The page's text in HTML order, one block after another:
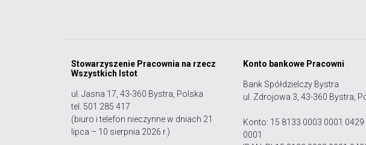
Stowarzyszenie Pracownia na rzecz
Wszystkich Istot
ul. Jasna 17, 43-360 Bystra, Polska
tel. 501 285 417
(biuro i telefon nieczynne w dniach 21
lipca – 10 sierpnia 2026 r.)
Konto bankowe Pracowni
Bank Spółdzielczy Bystra
ul. Zdrojowa 3, 43-360 Bystra,
Konto: 15 8133 0003 0001 0429
0001